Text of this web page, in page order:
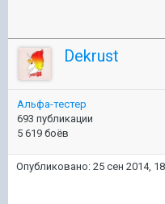
Dekrust
Альфа-тестер
693 публикации
5 619 боёв
Опубликовано: 25 сен 2014,